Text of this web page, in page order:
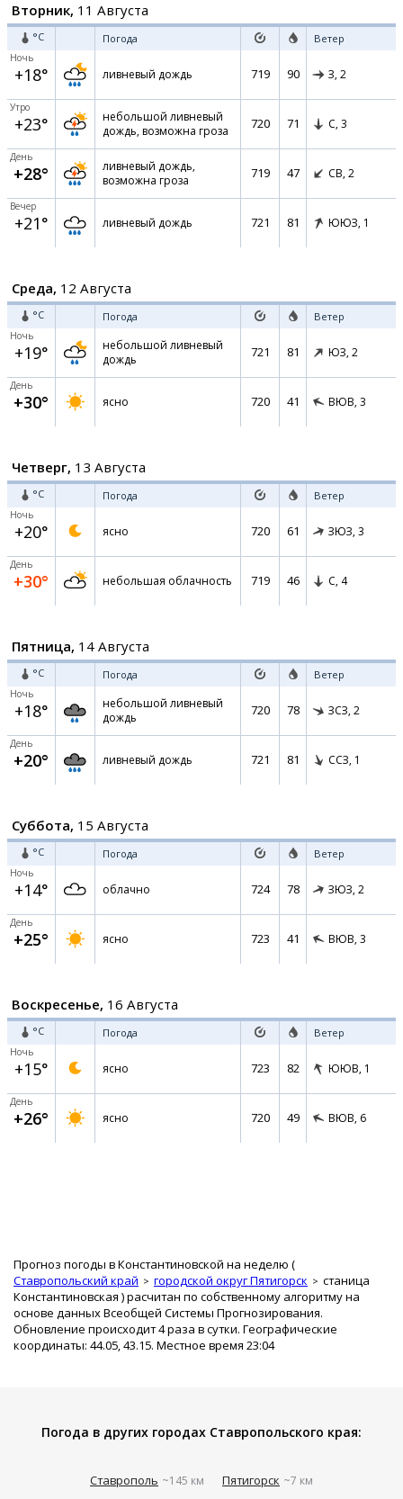
Вторник, 11 Августа
°C Погода Ветер
Ночь
+18° ливневый дождь 719 90 З, 2
Утро
+23°
небольшой ливневый
дождь, возможна гроза
720 71 С, 3
День
+28°
ливневый дождь,
возможна гроза
719 47 СВ, 2
Вечер
+21° ливневый дождь 721 81 ЮЮЗ, 1
Среда, 12 Августа
°C Погода Ветер
Ночь
+19°
небольшой ливневый
дождь
721 81 ЮЗ, 2
День
+30° ясно 720 41 ВЮВ, 3
Четверг, 13 Августа
°C Погода Ветер
Ночь
+20° ясно 720 61 ЗЮЗ, 3
День
+30° небольшая облачность 719 46 С, 4
Пятница, 14 Августа
°C Погода Ветер
Ночь
+18°
небольшой ливневый
дождь
720 78 ЗСЗ, 2
День
+20° ливневый дождь 721 81 ССЗ, 1
Суббота, 15 Августа
°C Погода Ветер
Ночь
+14° облачно 724 78 ЗЮЗ, 2
День
+25° ясно 723 41 ВЮВ, 3
Воскресенье, 16 Августа
°C Погода Ветер
Ночь
+15° ясно 723 82 ЮЮВ, 1
День
+26° ясно 720 49 ВЮВ, 6
Прогноз погоды в Константиновской на неделю (
Ставропольский край
городской округ Пятигорск
станица
Константиновская ) расчитан по собственному алгоритму на
основе данных Всеобщей Системы Прогнозирования.
Обновление происходит 4 раза в сутки. Географические
координаты: 44.05, 43.15. Местное время 23:04
Погода в других городах Ставропольского края:
Ставрополь ~145 км Пятигорск ~7 км